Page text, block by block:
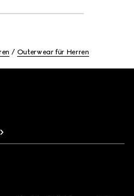
Outerwear für Herren